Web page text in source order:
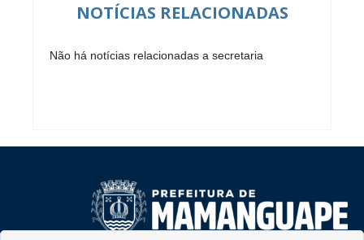
NOTÍCIAS RELACIONADAS
Não há notícias relacionadas a secretaria